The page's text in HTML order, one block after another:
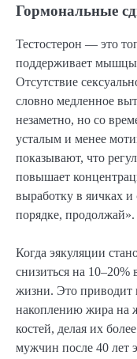
Гормональные
Тестостерон — это
поддерживает мышцы
Отсутствие
словно медленное
незаметно, но со
усталым и менее
показывают, что
повышает
выработку в яичках и
порядке, продолжай».
Когда эякуляции
снизиться на 10–20%
жизни. Это приводит
накоплению жира на
костей, делая их
мужчин после 40 лет